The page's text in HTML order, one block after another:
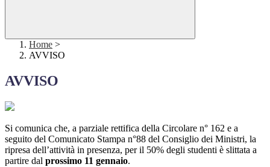
Home >
AVVISO
AVVISO
Si comunica che, a parziale rettifica della Circolare n° 162 e a
seguito del Comunicato Stampa n°88 del Consiglio dei Ministri, la
ripresa dell’attività in presenza, per il 50% degli studenti è slittata a
partire dal prossimo 11 gennaio.